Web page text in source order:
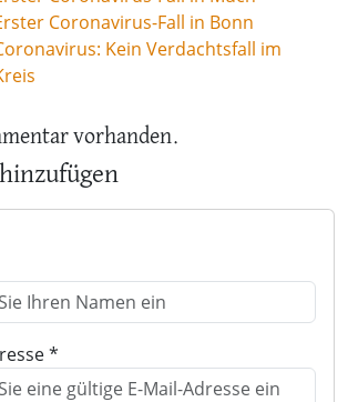
Coronavirus-Fall in Bonn
Kein Verdachtsfall im
vorhanden.
*